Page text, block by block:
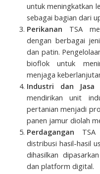
untuk meningkatkan
sebagai bagian dari
Perikanan TSA
dengan berbagai
dan patin.
bioflok untuk
menjaga
Industri dan Jasa
mendirikan unit
pertanian menjadi
panen jamur diolah
Perdagangan TSA
distribusi hasil-hasil
dihasilkan
dan platform digital.